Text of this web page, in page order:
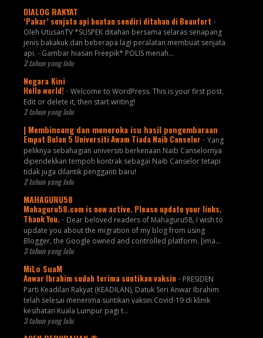
DIALOG RAKYAT
‘Pakar’ senjata api buatan sendiri ditahan di Beaufort -
Oleh UtusanTV *SUSPEK ditahan bersama selaras senapang
jenis bakakuk dan beberapa lagi peralatan membuat senjata
api. - Gambar hiasan Freepik* POLIS menah...
2 tahun yang lalu
Negara Kini
Hello world! - Welcome to WordPress. This is your first post.
Edit or delete it, then start writing!
2 tahun yang lalu
| Membincang dan meneroka isu hasil pengembaraan
Empat Bulan 5 Universiti Awam Tiada Naib Canselor - Yang
peliknya sebahagian universiti berkenaan Naib Canselornya
dipendekkan tempoh kontrak sebagai Naib Canselor tetapi
tidak juga dilantik pengganti baru!
2 tahun yang lalu
MAHAGURU58
Mahaguru58.com is now active. Please update your links.
Thank You. - Dear beloved readers of Mahaguru58, I wish to
update you about the migration of my blog from using
Blogger, the Google owned and controlled platform. [ima...
3 tahun yang lalu
MiLo SuaM
Anwar Ibrahim sudah terima suntikan vaksin - PRESIDEN
Parti Keadilan Rakyat (KEADILAN), Datuk Seri Anwar Ibrahim
telah selesai menerima suntikan vaksin Covid-19 di klinik
kesihatan Kuala Lumpur pagi t...
3 tahun yang lalu